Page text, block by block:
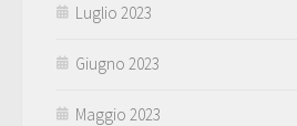
Luglio 2023
Giugno 2023
Maggio 2023